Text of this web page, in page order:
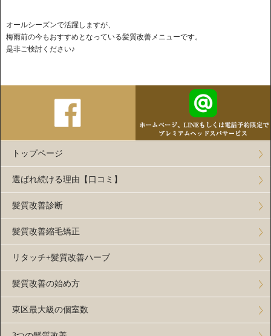
オールシーズンで活躍しますが、
梅雨前の今もおすすめとなっている髪質改善メニューです。
是非ご検討ください♪
トップページ
選ばれ続ける理由【口コミ】
髪質改善診断
髪質改善縮毛矯正
リタッチ+髪質改善ハーブ
髪質改善の始め方
東区最大級の個室数